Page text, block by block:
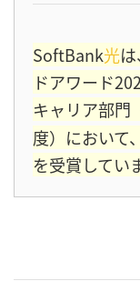
SoftBank光
ドアワード
キャリア部門
度）において
を受賞してい